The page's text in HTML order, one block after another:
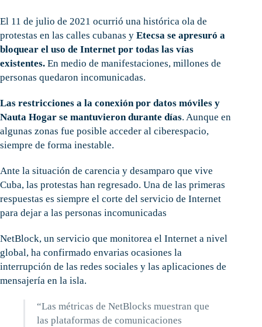
El 11 de julio de 2021 ocurrió una histórica ola de
protestas en las calles cubanas y Etecsa se apresuró a
bloquear el uso de Internet por todas las vías
existentes. En medio de manifestaciones, millones de
personas quedaron incomunicadas.
Las restricciones a la conexión por datos móviles y
Nauta Hogar se mantuvieron durante días. Aunque en
algunas zonas fue posible acceder al ciberespacio,
siempre de forma inestable.
Ante la situación de carencia y desamparo que vive
Cuba, las protestas han regresado. Una de las primeras
respuestas es siempre el corte del servicio de Internet
para dejar a las personas incomunicadas
NetBlock, un servicio que monitorea el Internet a nivel
global, ha confirmado envarias ocasiones la
interrupción de las redes sociales y las aplicaciones de
mensajería en la isla.
“Las métricas de NetBlocks muestran que
las plataformas de comunicaciones